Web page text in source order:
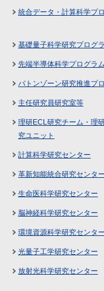
統合データ・計算科学プ
基礎量子科学研究プログ
先端半導体科学プログラム
バトンゾーン研究推進プ
主任研究員研究室等
理研ECL研究チーム・理
究ユニット
計算科学研究センター
革新知能統合研究センター
生命医科学研究センター
脳神経科学研究センター
環境資源科学研究センター
光量子工学研究センター
放射光科学研究センター